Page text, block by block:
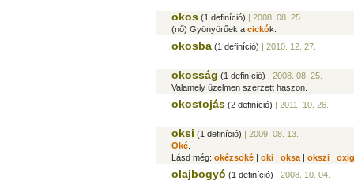
okos (1 definíció) | 2008. 08. 25.
(nő) Gyönyörűek a cickók.
okosba (1 definíció) | 2010. 12. 27.
okosság (1 definíció) | 2008. 08. 25.
Valamely üzelmen szerzett haszon.
okostojás (2 definíció) | 2011. 10. 26.
oksi (1 definíció) | 2009. 08. 13.
Oké
Lásd még: okézsoké | oki | oksa | okszi |
olajbogyó (1 definíció) | 2008. 10. 04.